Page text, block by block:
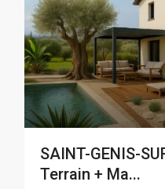
SAINT-GENIS-
Terrain + Ma...